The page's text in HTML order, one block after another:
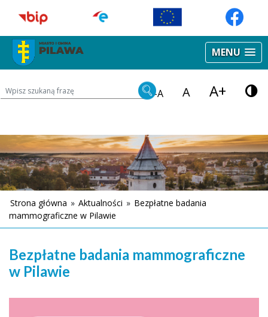
MENU
Wyszukiwarka treści na stronie -A A A+
Strona główna » Aktualności » Bezpłatne badania
mammograficzne w Pilawie
Bezpłatne badania mammograficzne
w Pilawie